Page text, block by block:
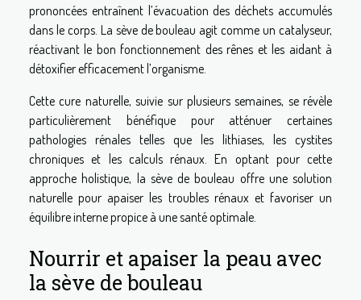
prononcées entraînent l’évacuation des déchets accumulés
dans le corps. La sève de bouleau agit comme un catalyseur,
réactivant le bon fonctionnement des rênes et les aidant à
détoxifier efficacement l’organisme.
Cette cure naturelle, suivie sur plusieurs semaines, se révèle
particulièrement bénéfique pour atténuer certaines
pathologies rénales telles que les lithiases, les cystites
chroniques et les calculs rénaux. En optant pour cette
approche holistique, la sève de bouleau offre une solution
naturelle pour apaiser les troubles rénaux et favoriser un
équilibre interne propice à une santé optimale.
Nourrir et apaiser la peau avec
la sève de bouleau